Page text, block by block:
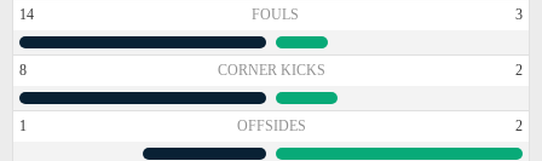
14 FOULS 3
8 CORNER KICKS 2
1 OFFSIDES 2